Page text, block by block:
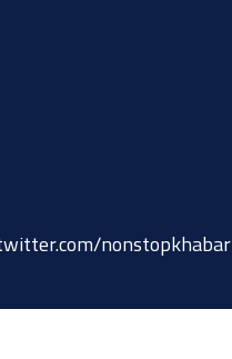
nonstopkhabar